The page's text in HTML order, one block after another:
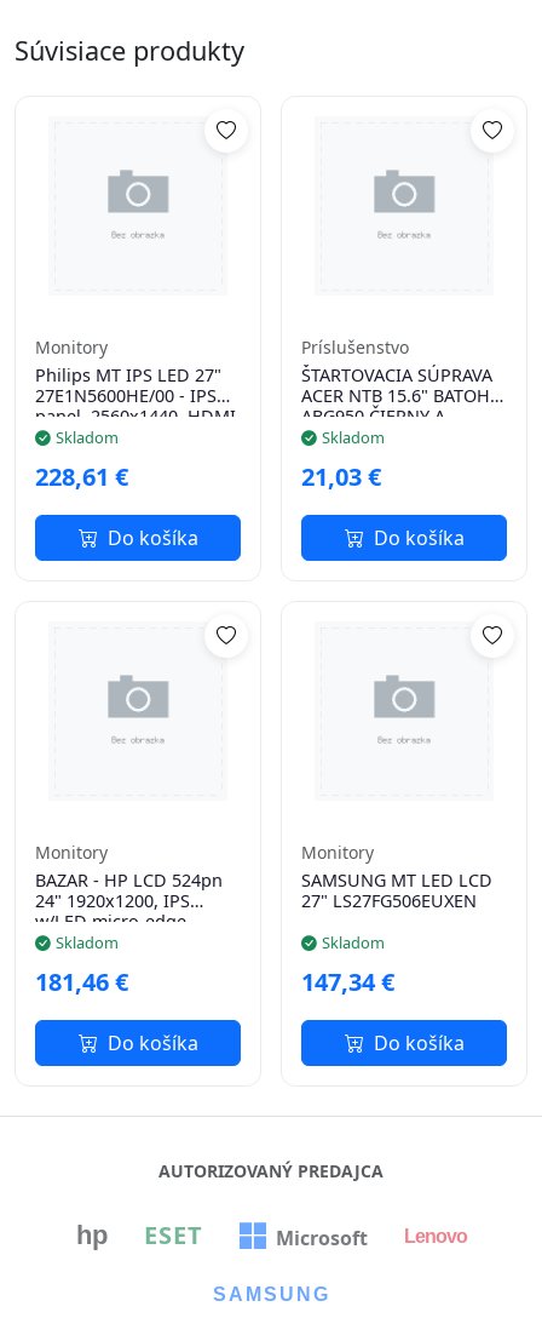
Súvisiace produkty
Monitory
Philips MT IPS LED 27"
27E1N5600HE/00 - IPS
panel, 2560x1440, HDMI,
DP, USB-C, USB 3.2,
Skladom
228,61 €
Do košíka
Príslušenstvo
ŠTARTOVACIA SÚPRAVA
ACER NTB 15.6" BATOH
ABG950 ČIERNY A
BEZDRÔTOVÁ MYŠ
Skladom
21,03 €
Do košíka
Monitory
BAZAR - HP LCD 524pn
24" 1920x1200, IPS
w/LED micro-edge,
350nits, 100Hz,1500:1, 5
1.4, 4xUSB3.2 -
Skladom
181,46 €
Do košíka
Monitory
SAMSUNG MT LED LCD
27" LS27FG506EUXEN
Skladom
147,34 €
Do košíka
AUTORIZOVANÝ PREDAJCA
hp ESET Microsoft Lenovo
SAMSUNG